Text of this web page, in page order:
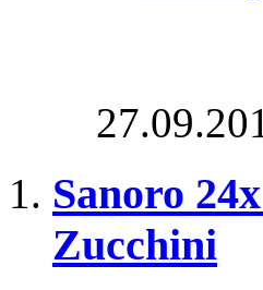
Sanoro
Zucchini